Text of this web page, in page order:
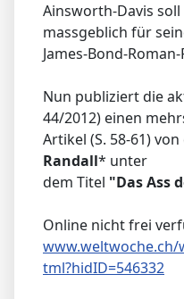
Ainsworth-Davis
massgeblich für
James-Bond-
Nun publiziert die
44/2012) einen
Artikel (S. 58-61)
Randall* unter
dem Titel "Das Ass
Online nicht frei
tml?hidID=546332